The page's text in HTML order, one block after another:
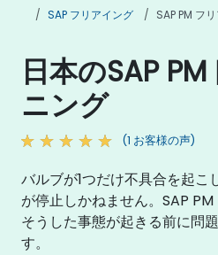
SAP フリアイング
SAP PM フ
日本のSAP
ニング
(1 お客様の声)
バルブが1つだけ不具合を起こ
が停止しかねません。SAP PM
そうした事態が起きる前に問
す。